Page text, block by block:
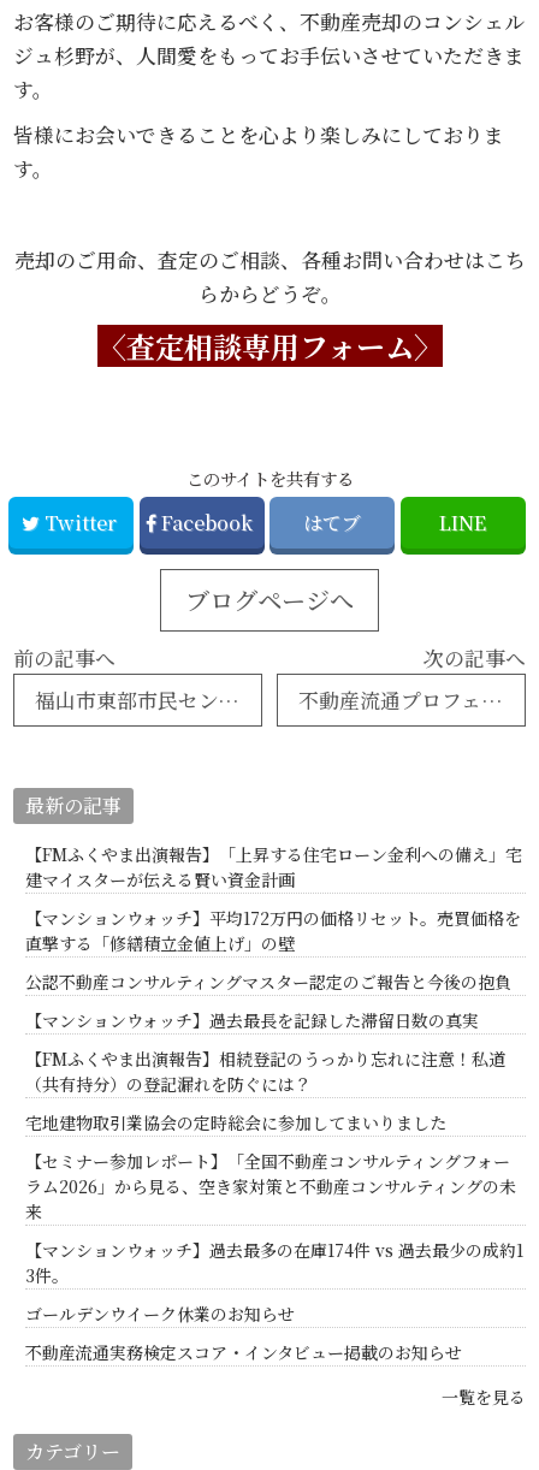
お客様のご期待に応えるべく、不動産売却のコンシェル
ジュ杉野が、人間愛をもってお手伝いさせていただきま
す。
皆様にお会いできることを心より楽しみにしておりま
す。
売却のご用命、査定のご相談、各種お問い合わせはこち
らからどうぞ。
〈査定相談専用フォーム〉
このサイトを共有する
Twitter Facebook はてブ LINE
ブログページへ
前の記事へ
福山市東部市民センターすぐそば・伊勢丘六丁目売土地
次の記事へ
不動産流通プロフェッショナル協会「不動産業界の働き方を仕組みで変える」
最新の記事
【FMふくやま出演報告】「上昇する住宅ローン金利への備え」宅
建マイスターが伝える賢い資金計画
【マンションウォッチ】平均172万円の価格リセット。売買価格を
直撃する「修繕積立金値上げ」の壁
公認不動産コンサルティングマスター認定のご報告と今後の抱負
【マンションウォッチ】過去最長を記録した滞留日数の真実
【FMふくやま出演報告】相続登記のうっかり忘れに注意！私道
（共有持分）の登記漏れを防ぐには？
宅地建物取引業協会の定時総会に参加してまいりました
【セミナー参加レポート】「全国不動産コンサルティングフォー
ラム2026」から見る、空き家対策と不動産コンサルティングの未
来
【マンションウォッチ】過去最多の在庫174件 vs 過去最少の成約1
3件。
ゴールデンウイーク休業のお知らせ
不動産流通実務検定スコア・インタビュー掲載のお知らせ
一覧を見る
カテゴリー